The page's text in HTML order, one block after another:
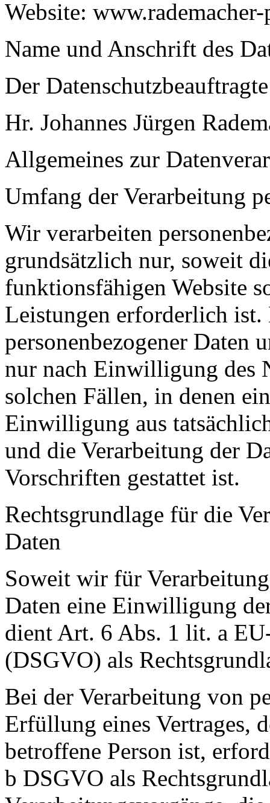
Website:
Name und Anschrift des
Der
Hr. Johannes Jürgen
Allgemeines zur
Umfang der Verarbeitung
Wir verarbeiten
grundsätzlich nur, soweit
funktionsfähigen Website
Leistungen erforderlich ist.
personenbezogener Daten
nur nach Einwilligung des
solchen Fällen, in denen
Einwilligung aus
und die Verarbeitung der
Vorschriften gestattet ist.
Rechtsgrundlage für die
Daten
Soweit wir für
Daten eine Einwilligung
dient Art. 6 Abs. 1 lit. a
(DSGVO) als
Bei der Verarbeitung von
Erfüllung eines Vertrages,
betroffene Person ist,
b DSGVO als